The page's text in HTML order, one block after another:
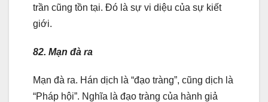
trần cũng tồn tại. Đó là sự vi diệu của sự kiết
giới.
82. Mạn đà ra
Mạn đà ra. Hán dịch là “đạo tràng”, cũng dịch là
“Pháp hội”. Nghĩa là đạo tràng của hành giả